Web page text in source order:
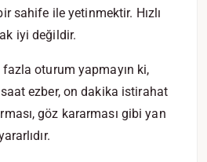
sahife ile yetinmektir. Hızlı
iyi değildir.
oturum yapmayın ki,
ezber, on dakika istirahat
göz kararması gibi yan